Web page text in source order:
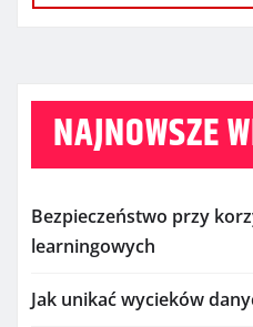
NAJNOWSZE
Bezpieczeństwo przy
learningowych
Jak unikać wycieków